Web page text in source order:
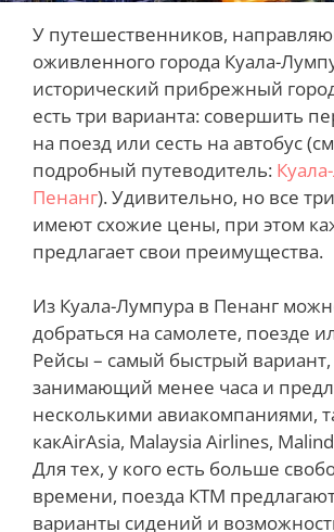
У путешественников,
оживленного города Куала-
исторический прибрежный
есть три варианта: совершить
на поезд или сесть на автобус
подробный путеводитель:
Пенанг). Удивительно, но все
имеют схожие цены, при этом
предлагает свои преимущества.
Из Куала-Лумпура в Пенанг
добраться на самолете, поезде
Рейсы – самый быстрый вариант,
занимающий менее часа и
несколькими авиакомпаниями,
какAirAsia, Malaysia Airlines,
Для тех, у кого есть больше
времени, поезда КТМ
варианты сидений и